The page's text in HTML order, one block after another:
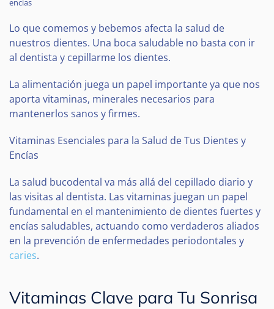
encías
Lo que comemos y bebemos afecta la salud de
nuestros dientes. Una boca saludable no basta con ir
al dentista y cepillarme los dientes.
La alimentación juega un papel importante ya que nos
aporta vitaminas, minerales necesarios para
mantenerlos sanos y firmes.
Vitaminas Esenciales para la Salud de Tus Dientes y
Encías
La salud bucodental va más allá del cepillado diario y
las visitas al dentista. Las vitaminas juegan un papel
fundamental en el mantenimiento de dientes fuertes y
encías saludables, actuando como verdaderos aliados
en la prevención de enfermedades periodontales y
caries.
Vitaminas Clave para Tu Sonrisa